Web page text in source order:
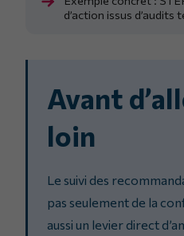
d’action issus d’audits
Avant
loin
Le suivi des
pas seulement de la
aussi un levier direct